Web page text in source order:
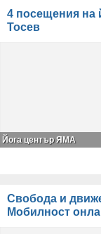
4 посещения на
Тосев
Йога център ЯМА
Свобода и
Мобилност